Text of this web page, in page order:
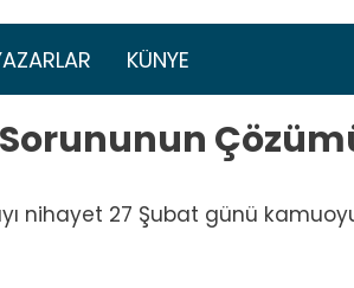
KÜNYE
nihayet 27 Şubat günü